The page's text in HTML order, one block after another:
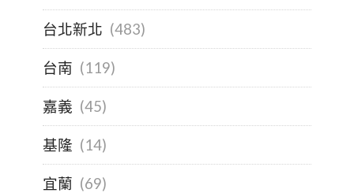
台北新北 (483)
台南 (119)
嘉義 (45)
基隆 (14)
宜蘭 (69)